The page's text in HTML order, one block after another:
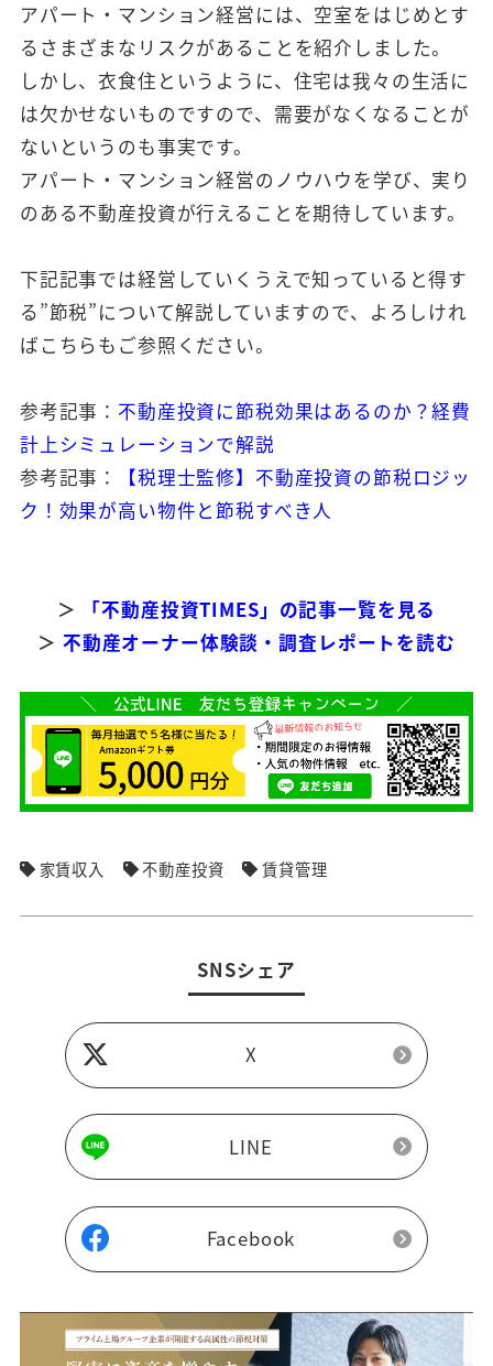
アパート・マンション経営には、空室をはじめとす
るさまざまなリスクがあることを紹介しました。
しかし、衣食住というように、住宅は我々の生活に
は欠かせないものですので、需要がなくなることが
ないというのも事実です。
アパート・マンション経営のノウハウを学び、実り
のある不動産投資が行えることを期待しています。
下記記事では経営していくうえで知っていると得す
る”節税”について解説していますので、よろしけれ
ばこちらもご参照ください。
参考記事： 不動産投資に節税効果はあるのか？経費
計上シミュレーションで解説
参考記事：
【税理士監修】不動産投資の節税ロジッ
ク！効果が高い物件と節税すべき人
＞
「不動産投資TIMES」の記事一覧を見る
＞ 不動産オーナー体験談・調査レポートを読む
家賃収入 不動産投資 賃貸管理
SNSシェア
X
LINE
Facebook